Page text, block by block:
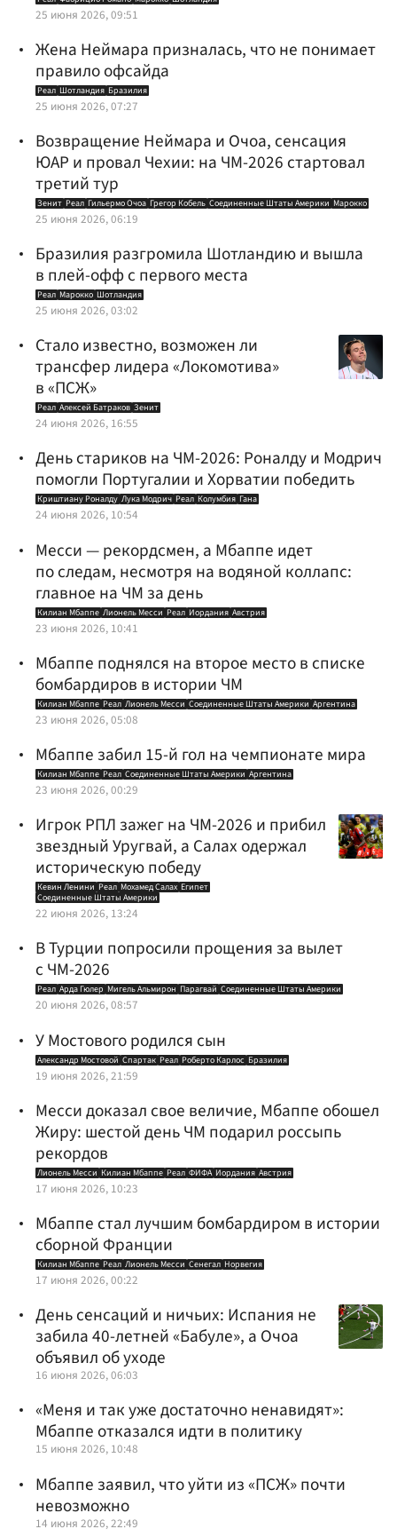
25 июня 2026, 09:51
Жена Неймара призналась, что не понимает
правило офсайда
Реал Шотландия Бразилия
25 июня 2026, 07:27
Возвращение Неймара и Очоа, сенсация
ЮАР и провал Чехии: на ЧМ-2026 стартовал
третий тур
Зенит Реал Гильермо Очоа Грегор Кобель Соединенные Штаты Америки Марокко
25 июня 2026, 06:19
Бразилия разгромила Шотландию и вышла
в плей-офф с первого места
Реал Марокко Шотландия
25 июня 2026, 03:02
Стало известно, возможен ли
трансфер лидера «Локомотива»
в «ПСЖ»
Реал Алексей Батраков Зенит
24 июня 2026, 16:55
День стариков на ЧМ-2026: Роналду и Модрич
помогли Португалии и Хорватии победить
Криштиану Роналду Лука Модрич Реал Колумбия Гана
24 июня 2026, 10:54
Месси — рекордсмен, а Мбаппе идет
по следам, несмотря на водяной коллапс:
главное на ЧМ за день
Килиан Мбаппе Лионель Месси Реал Иордания Австрия
23 июня 2026, 10:41
Мбаппе поднялся на второе место в списке
бомбардиров в истории ЧМ
Килиан Мбаппе Реал Лионель Месси Соединенные Штаты Америки Аргентина
23 июня 2026, 05:08
Мбаппе забил 15-й гол на чемпионате мира
Килиан Мбаппе Реал Соединенные Штаты Америки Аргентина
23 июня 2026, 00:29
Игрок РПЛ зажег на ЧМ-2026 и прибил
звездный Уругвай, а Салах одержал
историческую победу
Кевин Ленини Реал Мохамед Салах Египет
Соединенные Штаты Америки
22 июня 2026, 13:24
В Турции попросили прощения за вылет
с ЧМ-2026
Реал Арда Гюлер Мигель Альмирон Парагвай Соединенные Штаты Америки
20 июня 2026, 08:57
У Мостового родился сын
Александр Мостовой Спартак Реал Роберто Карлос Бразилия
19 июня 2026, 21:59
Месси доказал свое величие, Мбаппе обошел
Жиру: шестой день ЧМ подарил россыпь
рекордов
Лионель Месси Килиан Мбаппе Реал ФИФА Иордания Австрия
17 июня 2026, 10:23
Мбаппе стал лучшим бомбардиром в истории
сборной Франции
Килиан Мбаппе Реал Лионель Месси Сенегал Норвегия
17 июня 2026, 00:22
День сенсаций и ничьих: Испания не
забила 40-летней «Бабуле», а Очоа
объявил об уходе
16 июня 2026, 06:03
«Меня и так уже достаточно ненавидят»:
Мбаппе отказался идти в политику
15 июня 2026, 10:48
Мбаппе заявил, что уйти из «ПСЖ» почти
невозможно
14 июня 2026, 22:49